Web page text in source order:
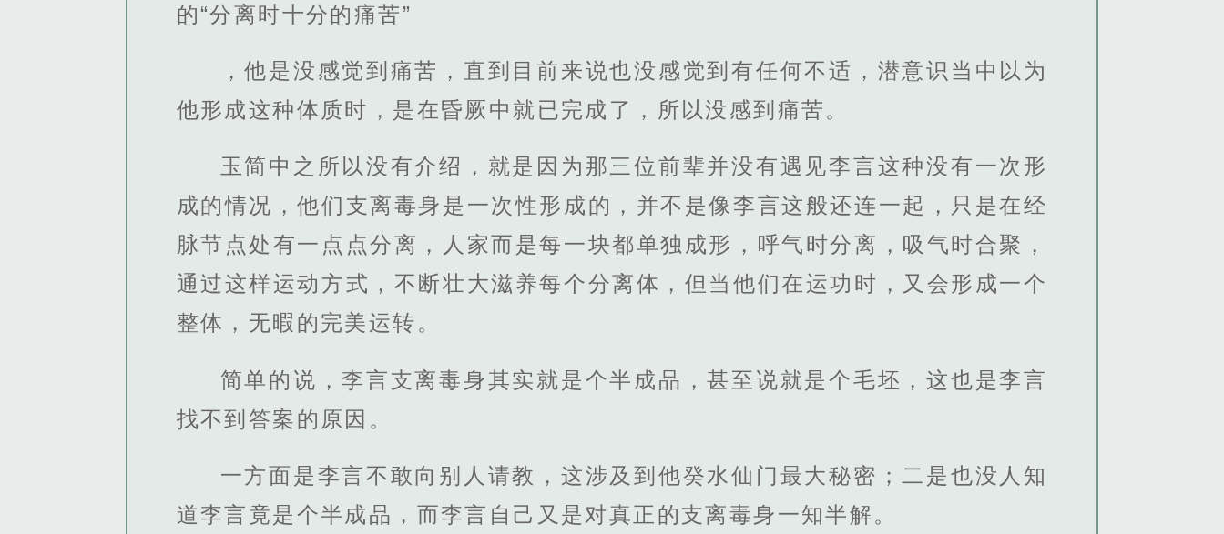
的“分离时十分的痛苦”
，他是没感觉到痛苦，直到目前来说也没感觉到有任何不适，潜意识当中以为
他形成这种体质时，是在昏厥中就已完成了，所以没感到痛苦。
玉简中之所以没有介绍，就是因为那三位前辈并没有遇见李言这种没有一次形
成的情况，他们支离毒身是一次性形成的，并不是像李言这般还连一起，只是在经
脉节点处有一点点分离，人家而是每一块都单独成形，呼气时分离，吸气时合聚，
通过这样运动方式，不断壮大滋养每个分离体，但当他们在运功时，又会形成一个
整体，无暇的完美运转。
简单的说，李言支离毒身其实就是个半成品，甚至说就是个毛坯，这也是李言
找不到答案的原因。
一方面是李言不敢向别人请教，这涉及到他癸水仙门最大秘密；二是也没人知
道李言竟是个半成品，而李言自己又是对真正的支离毒身一知半解。